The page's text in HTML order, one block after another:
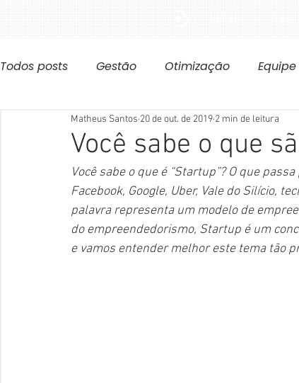
Todos posts Gestão Otimização Equipe
Você sabe o que
Matheus Santos 20 de out. de 2019 2 min de leitura
Você sabe o que é “Startup”? O que
Facebook, Google, Uber, Vale do Silício,
palavra representa um modelo de
do empreendedorismo, Startup é um
e vamos entender melhor este tema tão